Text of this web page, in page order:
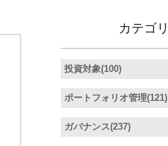
カテゴリ
投資対象(100)
ポートフォリオ管理(121)
ガバナンス(237)